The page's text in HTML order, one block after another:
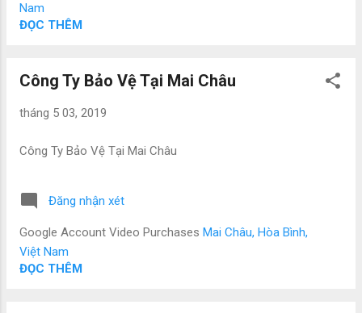
Nam
ĐỌC THÊM
Công Ty Bảo Vệ Tại Mai Châu
tháng 5 03, 2019
Công Ty Bảo Vệ Tại Mai Châu
Đăng nhận xét
Google Account Video Purchases Mai Châu, Hòa Bình,
Việt Nam
ĐỌC THÊM